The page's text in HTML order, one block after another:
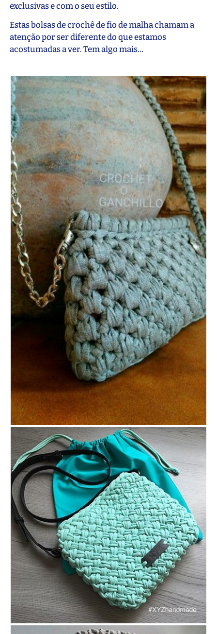
exclusivas e com o seu estilo.
Estas bolsas de crochê de fio de malha chamam a
atenção por ser diferente do que estamos
acostumadas a ver. Tem algo mais…